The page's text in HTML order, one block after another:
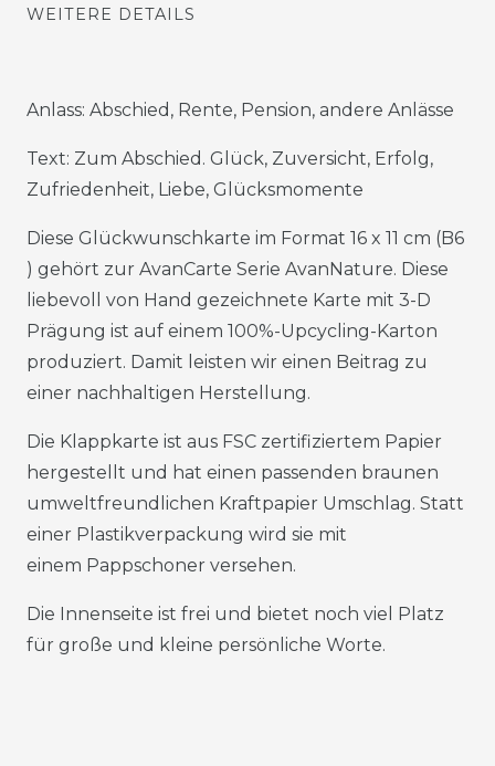
WEITERE DETAILS
Anlass: Abschied, Rente, Pension, andere Anlässe
Text: Zum Abschied. Glück, Zuversicht, Erfolg,
Zufriedenheit, Liebe, Glücksmomente
Diese Glückwunschkarte im Format 16 x 11 cm (B6
) gehört zur AvanCarte Serie AvanNature. Diese
liebevoll von Hand gezeichnete Karte mit 3-D
Prägung ist auf einem 100%-Upcycling-Karton
produziert. Damit leisten wir einen Beitrag zu
einer nachhaltigen Herstellung.
Die Klappkarte ist aus FSC zertifiziertem Papier
hergestellt und hat einen passenden braunen
umweltfreundlichen Kraftpapier Umschlag. Statt
einer Plastikverpackung wird sie mit
einem Pappschoner versehen.
Die Innenseite ist frei und bietet noch viel Platz
für große und kleine persönliche Worte.